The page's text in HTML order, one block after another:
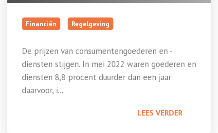
Financiën Regelgeving
De prijzen van consumentengoederen en -
diensten stijgen. In mei 2022 waren goederen en
diensten 8,8 procent duurder dan een jaar
daarvoor, i...
LEES VERDER